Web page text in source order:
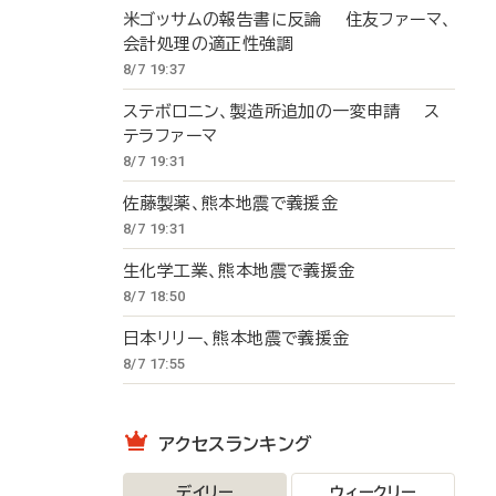
米ゴッサムの報告書に反論 住友ファーマ、
会計処理の適正性強調
8/7 19:37
ステボロニン、製造所追加の一変申請 ス
テラファーマ
8/7 19:31
佐藤製薬、熊本地震で義援金
8/7 19:31
生化学工業、熊本地震で義援金
8/7 18:50
日本リリー、熊本地震で義援金
8/7 17:55
アクセスランキング
デイリー ウィークリー